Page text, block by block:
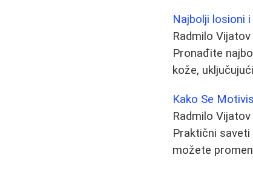
Najbolji losioni
Radmilo Vijatov
Pronađite
kože,
Kako Se
Radmilo Vijatov
Praktični
možete